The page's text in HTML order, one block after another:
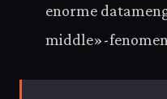
enorme
middle»-